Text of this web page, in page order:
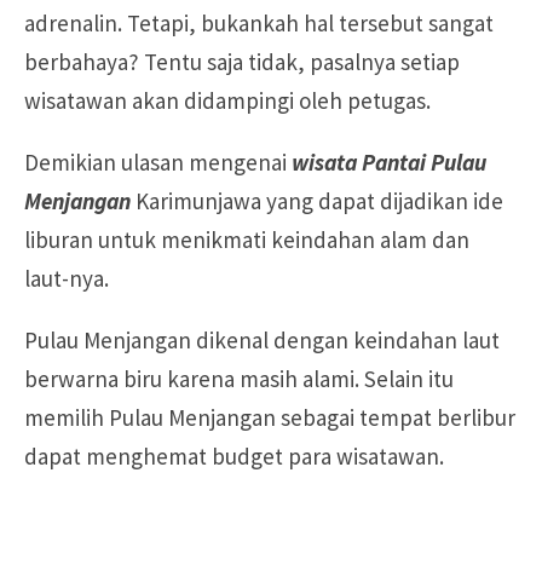
adrenalin. Tetapi, bukankah hal tersebut sangat
berbahaya? Tentu saja tidak, pasalnya setiap
wisatawan akan didampingi oleh petugas.
Demikian ulasan mengenai wisata Pantai Pulau
Menjangan Karimunjawa yang dapat dijadikan ide
liburan untuk menikmati keindahan alam dan
laut-nya.
Pulau Menjangan dikenal dengan keindahan laut
berwarna biru karena masih alami. Selain itu
memilih Pulau Menjangan sebagai tempat berlibur
dapat menghemat budget para wisatawan.